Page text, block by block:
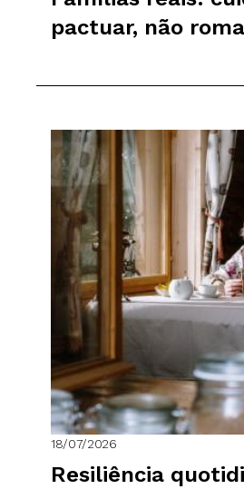
pactuar, não
18/07/2026
Resiliência